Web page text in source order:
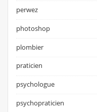
perwez
photoshop
plombier
praticien
psychologue
psychopraticien